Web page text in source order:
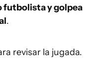
futbolista y golpea
.
revisar la jugada.